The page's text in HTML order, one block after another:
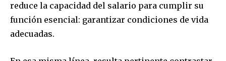
reduce la capacidad del salario para cumplir su
función esencial: garantizar condiciones de vida
adecuadas.